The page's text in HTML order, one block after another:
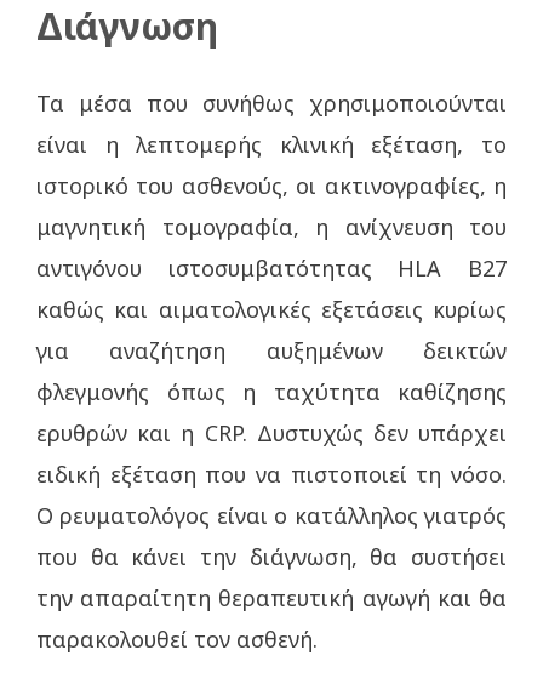
Διάγνωση
Τα μέσα που συνήθως χρησιμοποιούνται
είναι η λεπτομερής κλινική εξέταση, το
ιστορικό του ασθενούς, οι ακτινογραφίες, η
μαγνητική τομογραφία, η ανίχνευση του
αντιγόνου ιστοσυμβατότητας HLA B27
καθώς και αιματολογικές εξετάσεις κυρίως
για αναζήτηση αυξημένων δεικτών
φλεγμονής όπως η ταχύτητα καθίζησης
ερυθρών και η CRP. Δυστυχώς δεν υπάρχει
ειδική εξέταση που να πιστοποιεί τη νόσο.
Ο ρευματολόγος είναι ο κατάλληλος γιατρός
που θα κάνει την διάγνωση, θα συστήσει
την απαραίτητη θεραπευτική αγωγή και θα
παρακολουθεί τον ασθενή.